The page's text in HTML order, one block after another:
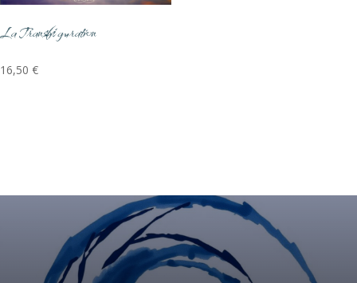
La Transfiguration
16,50 €